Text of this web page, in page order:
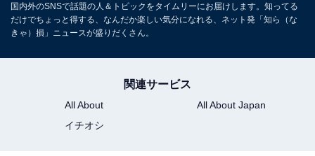
国内外のSNSで話題の人＆トピックをタイムリーにお届けします。知ってる
だけでちょっと得する、なんだか楽しい気分になれる、ネット発「知ら（な
きゃ）損」ニュースが盛りだくさん。
関連サービス
All About
All About Japan
イチオシ